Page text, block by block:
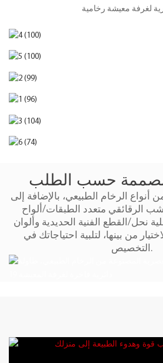
مصممة حسب الطلب
الرخام الطبيعي، بالإضافة إلى
الرقائقي متعدد الطبقات/ألواح
نحل/القطع الفنية الحديدية وألوان
من بينها، لتلبية احتياجاتك في
التخصيص.